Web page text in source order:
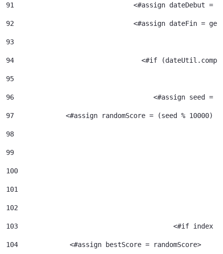
91
<#assign dateDebut
92
<#assign dateFin =
93
94
95
96
<#assign seed
97
<#assign randomScore = (seed % 10000)
98
99
100
101
102
103
<#if index
104
             <#assign bestScore = randomScore>